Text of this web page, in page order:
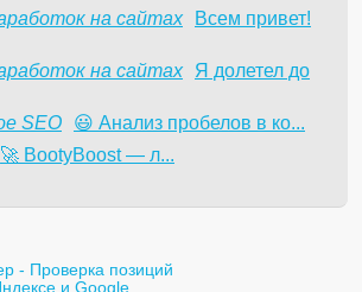
Всем привет!
Я долетел до
😃 Анализ пробелов в ко...
🚀 BootyBoost — л...